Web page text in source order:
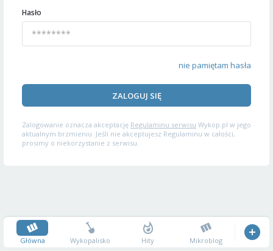
Hasło
nie pamiętam hasła
ZALOGUJ SIĘ
Zalogowanie oznacza akceptację Regulaminu serwisu Wykop.pl w jego
aktualnym brzmieniu. Jeśli nie akceptujesz Regulaminu w całości,
prosimy o niekorzystanie z serwisu.
Główna Wykopalisko Hity Mikroblog